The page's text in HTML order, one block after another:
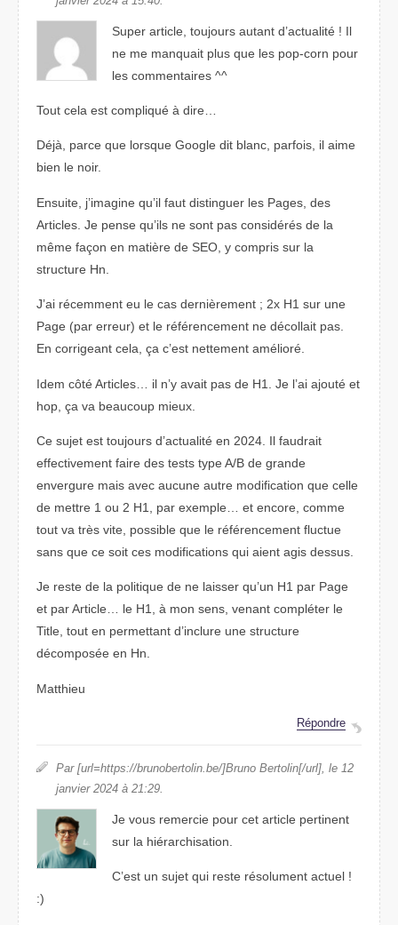
Super article, toujours autant d’actualité ! Il
ne me manquait plus que les pop-corn pour
les commentaires ^^
Tout cela est compliqué à dire…
Déjà, parce que lorsque Google dit blanc, parfois, il aime
bien le noir.
Ensuite, j’imagine qu’il faut distinguer les Pages, des
Articles. Je pense qu’ils ne sont pas considérés de la
même façon en matière de SEO, y compris sur la
structure Hn.
J’ai récemment eu le cas dernièrement ; 2x H1 sur une
Page (par erreur) et le référencement ne décollait pas.
En corrigeant cela, ça c’est nettement amélioré.
Idem côté Articles… il n’y avait pas de H1. Je l’ai ajouté et
hop, ça va beaucoup mieux.
Ce sujet est toujours d’actualité en 2024. Il faudrait
effectivement faire des tests type A/B de grande
envergure mais avec aucune autre modification que celle
de mettre 1 ou 2 H1, par exemple… et encore, comme
tout va très vite, possible que le référencement fluctue
sans que ce soit ces modifications qui aient agis dessus.
Je reste de la politique de ne laisser qu’un H1 par Page
et par Article… le H1, à mon sens, venant compléter le
Title, tout en permettant d’inclure une structure
décomposée en Hn.
Matthieu
Répondre
Par [url=https://brunobertolin.be/]Bruno Bertolin[/url], le 12
janvier 2024 à 21:29.
Je vous remercie pour cet article pertinent
sur la hiérarchisation.
C’est un sujet qui reste résolument actuel !
:)